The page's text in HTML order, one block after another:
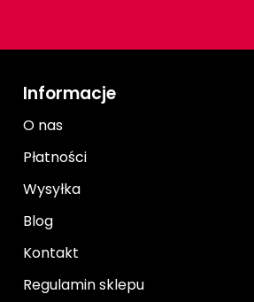
Informacje
O nas
Płatności
Wysyłka
Blog
Kontakt
Regulamin sklepu